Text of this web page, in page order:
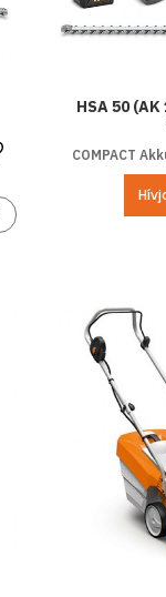
Kedvencekhez
HSA 50
COMPACT